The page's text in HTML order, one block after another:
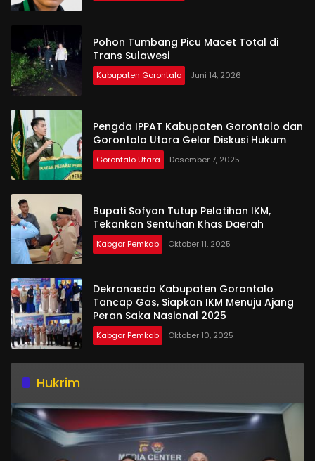
Pohon Tumbang Picu Macet Total di
Trans Sulawesi
Kabupaten Gorontalo Juni 14, 2026
Pengda IPPAT Kabupaten Gorontalo dan
Gorontalo Utara Gelar Diskusi Hukum
Gorontalo Utara Desember 7, 2025
Bupati Sofyan Tutup Pelatihan IKM,
Tekankan Sentuhan Khas Daerah
Kabgor Pemkab Oktober 11, 2025
Dekranasda Kabupaten Gorontalo
Tancap Gas, Siapkan IKM Menuju Ajang
Peran Saka Nasional 2025
Kabgor Pemkab Oktober 10, 2025
Hukrim